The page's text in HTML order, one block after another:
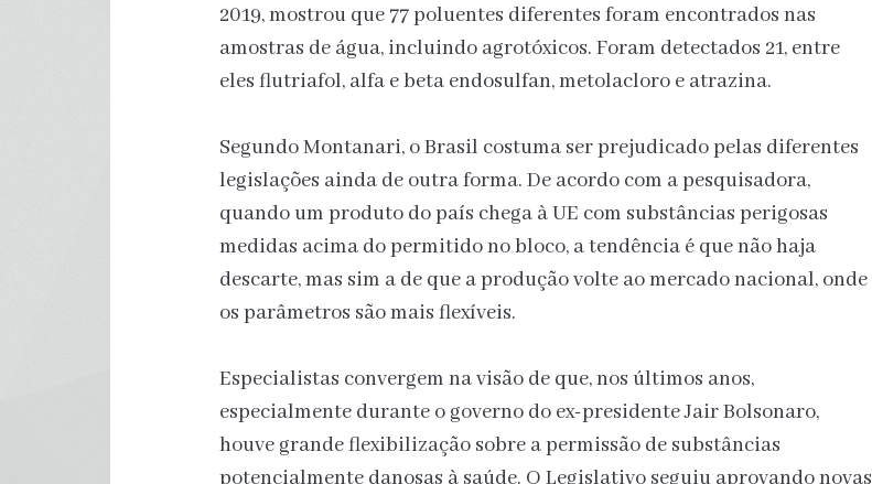
2019, mostrou que 77 poluentes diferentes foram encontrados nas
amostras de água, incluindo agrotóxicos. Foram detectados 21, entre
eles flutriafol, alfa e beta endosulfan, metolacloro e atrazina.
Segundo Montanari, o Brasil costuma ser prejudicado pelas diferentes
legislações ainda de outra forma. De acordo com a pesquisadora,
quando um produto do país chega à UE com substâncias perigosas
medidas acima do permitido no bloco, a tendência é que não haja
descarte, mas sim a de que a produção volte ao mercado nacional, onde
os parâmetros são mais flexíveis.
Especialistas convergem na visão de que, nos últimos anos,
especialmente durante o governo do ex-presidente Jair Bolsonaro,
houve grande flexibilização sobre a permissão de substâncias